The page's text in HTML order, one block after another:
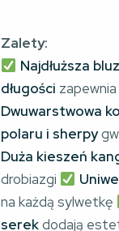
Zalety:
Najdłuższa
długości zapewnia
Dwuwarstwowa
polaru i sherpy
Duża kieszeń
drobiazgi
na każdą sylwetkę
serekdodają